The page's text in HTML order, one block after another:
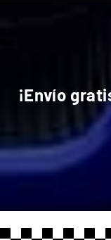
¡Envío